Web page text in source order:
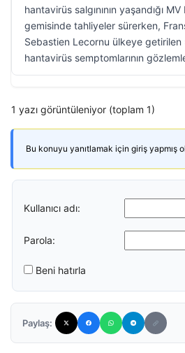
hantavirüs salgınının yaşandığı
gemisinde tahliyeler sürerken,
Sebastien Lecornu ülkeye
hantavirüs semptomlarının
1 yazı görüntüleniyor (toplam 1)
Bu konuyu yanıtlamak için giriş yapmış
Kullanıcı adı:
Parola:
Beni hatırla
Paylaş: